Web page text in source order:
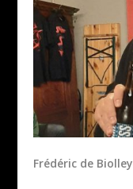
Frédéric de Biolley